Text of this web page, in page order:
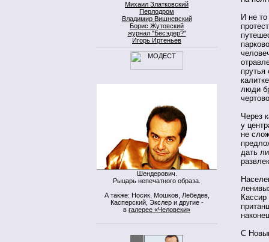
Михаил Златковский
Перлодром
Владимир Вишневский
Борис Жутовский
журнал "Бесэдер?"
Игорь Иртеньев
Шендерович.
Рыцарь непечатного образа.
А также: Носик, Мошков, Лебедев,
Касперский, Экслер и другие -
в галерее «Человеки»
И не
люди
Через
у
не
дать
С